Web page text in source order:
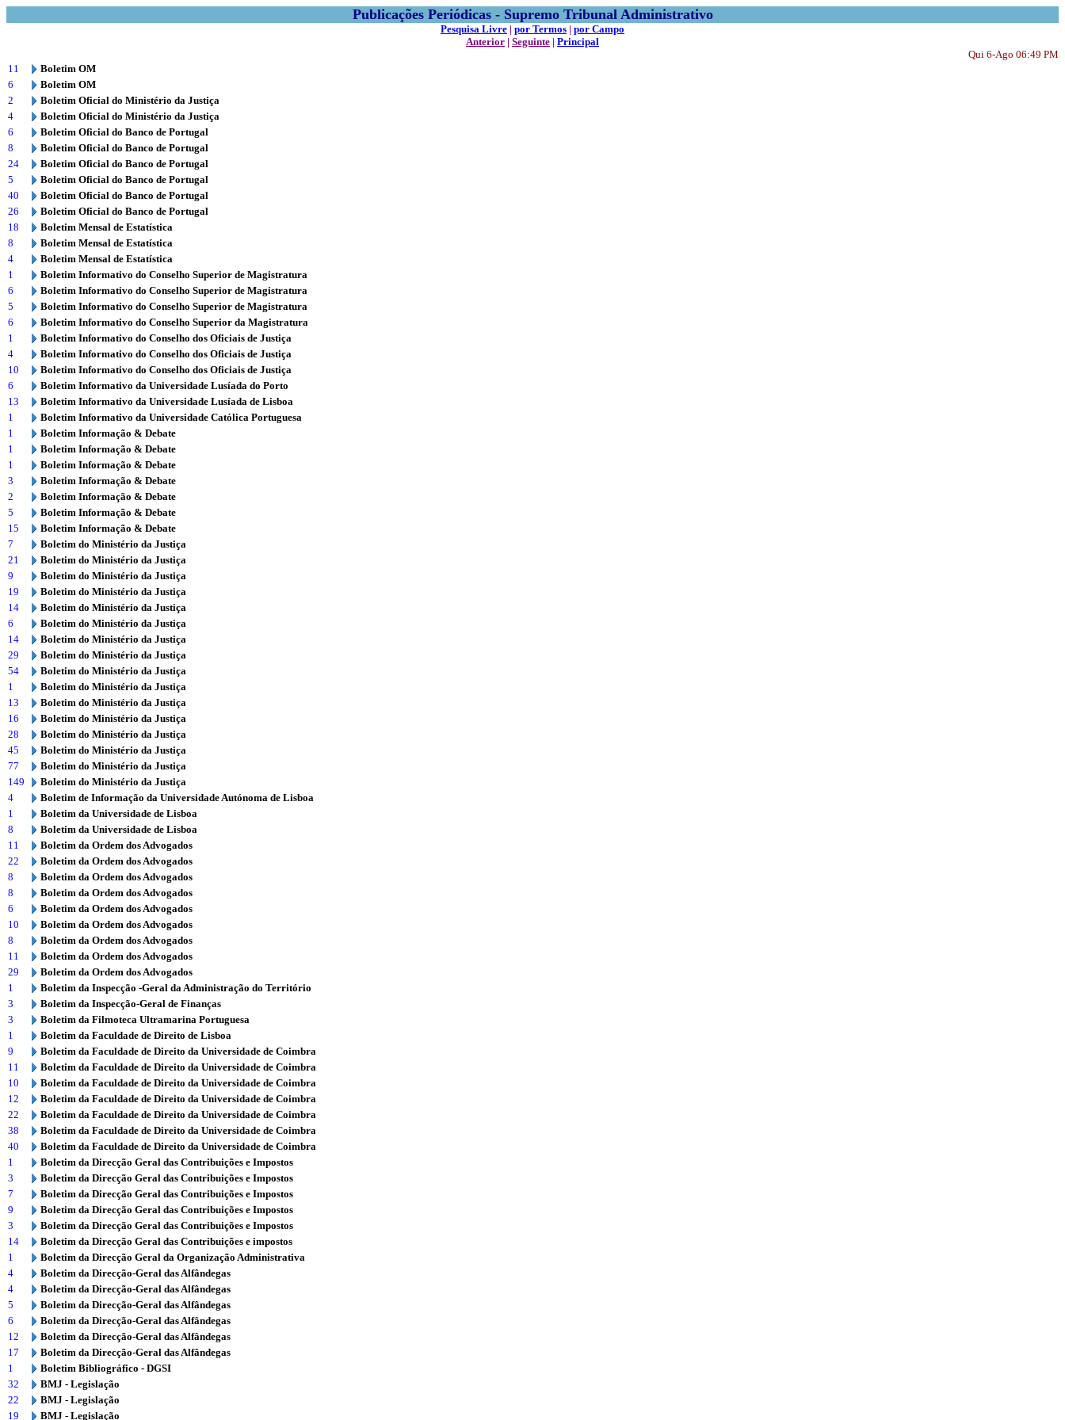
Publicações Periódicas - Supremo Tribunal Administrativo
Pesquisa Livre | por Termos | por Campo
Anterior | Seguinte | Principal
Qui 6-Ago 06:49 PM
11
Boletim OM
6
Boletim OM
2
Boletim Oficial do Ministério da Justiça
4
Boletim Oficial do Ministério da Justiça
6
Boletim Oficial do Banco de Portugal
8
Boletim Oficial do Banco de Portugal
24
Boletim Oficial do Banco de Portugal
5
Boletim Oficial do Banco de Portugal
40
Boletim Oficial do Banco de Portugal
26
Boletim Oficial do Banco de Portugal
18
Boletim Mensal de Estatística
8
Boletim Mensal de Estatística
4
Boletim Mensal de Estatística
1
Boletim Informativo do Conselho Superior de Magistratura
6
Boletim Informativo do Conselho Superior de Magistratura
5
Boletim Informativo do Conselho Superior de Magistratura
6
Boletim Informativo do Conselho Superior da Magistratura
1
Boletim Informativo do Conselho dos Oficiais de Justiça
4
Boletim Informativo do Conselho dos Oficiais de Justiça
10
Boletim Informativo do Conselho dos Oficiais de Justiça
6
Boletim Informativo da Universidade Lusíada do Porto
13
Boletim Informativo da Universidade Lusíada de Lisboa
1
Boletim Informativo da Universidade Católica Portuguesa
1
Boletim Informação & Debate
1
Boletim Informação & Debate
1
Boletim Informação & Debate
3
Boletim Informação & Debate
2
Boletim Informação & Debate
5
Boletim Informação & Debate
15
Boletim Informação & Debate
7
Boletim do Ministério da Justiça
21
Boletim do Ministério da Justiça
9
Boletim do Ministério da Justiça
19
Boletim do Ministério da Justiça
14
Boletim do Ministério da Justiça
6
Boletim do Ministério da Justiça
14
Boletim do Ministério da Justiça
29
Boletim do Ministério da Justiça
54
Boletim do Ministério da Justiça
1
Boletim do Ministério da Justiça
13
Boletim do Ministério da Justiça
16
Boletim do Ministério da Justiça
28
Boletim do Ministério da Justiça
45
Boletim do Ministério da Justiça
77
Boletim do Ministério da Justiça
149
Boletim do Ministério da Justiça
4
Boletim de Informação da Universidade Autónoma de Lisboa
1
Boletim da Universidade de Lisboa
8
Boletim da Universidade de Lisboa
11
Boletim da Ordem dos Advogados
22
Boletim da Ordem dos Advogados
8
Boletim da Ordem dos Advogados
8
Boletim da Ordem dos Advogados
6
Boletim da Ordem dos Advogados
10
Boletim da Ordem dos Advogados
8
Boletim da Ordem dos Advogados
11
Boletim da Ordem dos Advogados
29
Boletim da Ordem dos Advogados
1
Boletim da Inspecção -Geral da Administração do Território
3
Boletim da Inspecção-Geral de Finanças
3
Boletim da Filmoteca Ultramarina Portuguesa
1
Boletim da Faculdade de Direito de Lisboa
9
Boletim da Faculdade de Direito da Universidade de Coimbra
11
Boletim da Faculdade de Direito da Universidade de Coimbra
10
Boletim da Faculdade de Direito da Universidade de Coimbra
12
Boletim da Faculdade de Direito da Universidade de Coimbra
22
Boletim da Faculdade de Direito da Universidade de Coimbra
38
Boletim da Faculdade de Direito da Universidade de Coimbra
40
Boletim da Faculdade de Direito da Universidade de Coimbra
1
Boletim da Direcção Geral das Contribuições e Impostos
3
Boletim da Direcção Geral das Contribuições e Impostos
7
Boletim da Direcção Geral das Contribuições e Impostos
9
Boletim da Direcção Geral das Contribuições e Impostos
3
Boletim da Direcção Geral das Contribuições e Impostos
14
Boletim da Direcção Geral das Contribuições e impostos
1
Boletim da Direcção Geral da Organização Administrativa
4
Boletim da Direcção-Geral das Alfândegas
4
Boletim da Direcção-Geral das Alfândegas
5
Boletim da Direcção-Geral das Alfândegas
6
Boletim da Direcção-Geral das Alfândegas
12
Boletim da Direcção-Geral das Alfândegas
17
Boletim da Direcção-Geral das Alfândegas
1
Boletim Bibliográfico - DGSI
32
BMJ - Legislação
22
BMJ - Legislação
19
BMJ - Legislação